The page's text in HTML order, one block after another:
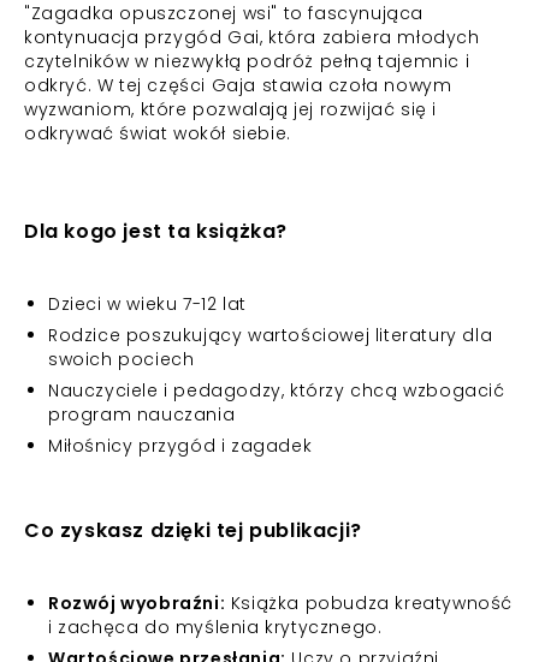
"Zagadka opuszczonej wsi" to fascynująca
kontynuacja przygód Gai, która zabiera młodych
czytelników w niezwykłą podróż pełną tajemnic i
odkryć. W tej części Gaja stawia czoła nowym
wyzwaniom, które pozwalają jej rozwijać się i
odkrywać świat wokół siebie.
Dla kogo jest ta książka?
Dzieci w wieku 7-12 lat
Rodzice poszukujący wartościowej literatury dla
swoich pociech
Nauczyciele i pedagodzy, którzy chcą wzbogacić
program nauczania
Miłośnicy przygód i zagadek
Co zyskasz dzięki tej publikacji?
Rozwój wyobraźni: Książka pobudza kreatywność
i zachęca do myślenia krytycznego.